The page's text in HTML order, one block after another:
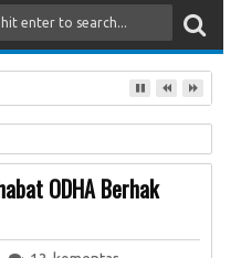
Berhak Sehat
ODHA Berhak